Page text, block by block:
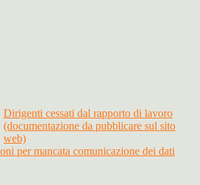
Dirigenti cessati dal rapporto di lavoro
(documentazione da pubblicare sul sito
web)
per mancata comunicazione dei dati